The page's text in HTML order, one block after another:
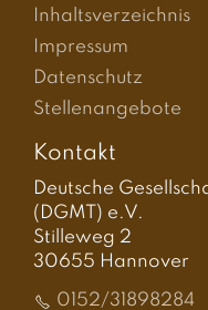
Inhaltsverzeichnis
Impressum
Datenschutz
Stellenangebote
Kontakt
Deutsche
(DGMT) e.V.
Stilleweg 2
30655 Hannover
0152/31898284